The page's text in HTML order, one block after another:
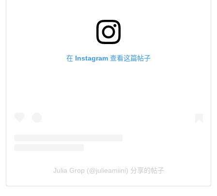
在 Instagram 查看这篇帖子
Julia Grop (@julieamiini) 分享的帖子